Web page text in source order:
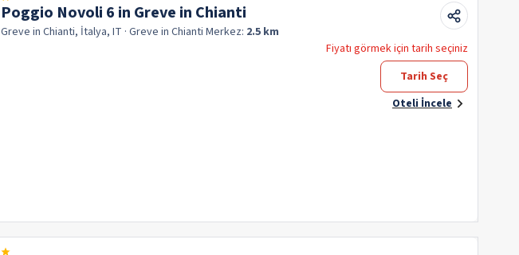
Poggio Novoli 6 in Greve in Chianti
Greve in Chianti, İtalya, IT · Greve in Chianti Merkez: 2.5 km
Fiyatı görmek için tarih seçiniz
Tarih Seç
Oteli İncele